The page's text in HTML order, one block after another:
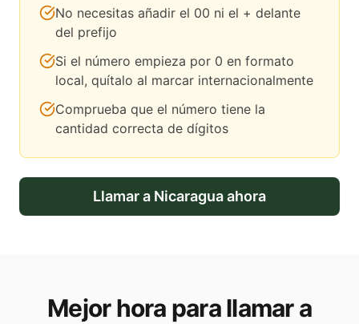
No necesitas añadir el 00 ni el + delante
del prefijo
Si el número empieza por 0 en formato
local, quítalo al marcar internacionalmente
Comprueba que el número tiene la
cantidad correcta de dígitos
Llamar a Nicaraguaahora
Mejor hora para llamar a